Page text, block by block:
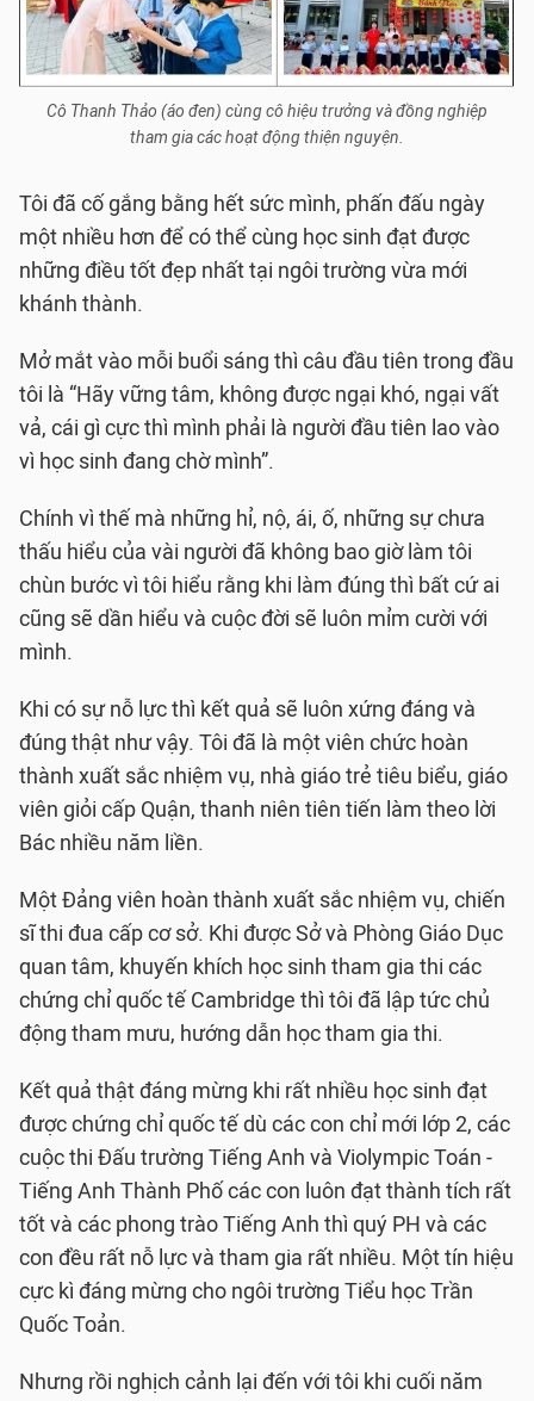
Cô Thanh Thảo (áo đen) cùng cô hiệu trưởng và đồng nghiệp
tham gia các hoạt động thiện nguyện.
Tôi đã cố gắng bằng hết sức mình, phấn đấu ngày
một nhiều hơn để có thể cùng học sinh đạt được
những điều tốt đẹp nhất tại ngôi trường vừa mới
khánh thành.
Mở mắt vào mỗi buổi sáng thì câu đầu tiên trong đầu
tôi là “Hãy vững tâm, không được ngại khó, ngại vất
vả, cái gì cực thì mình phải là người đầu tiên lao vào
vì học sinh đang chờ mình”.
Chính vì thế mà những hỉ, nộ, ái, ố, những sự chưa
thấu hiểu của vài người đã không bao giờ làm tôi
chùn bước vì tôi hiểu rằng khi làm đúng thì bất cứ ai
cũng sẽ dần hiểu và cuộc đời sẽ luôn mỉm cười với
mình.
Khi có sự nỗ lực thì kết quả sẽ luôn xứng đáng và
đúng thật như vậy. Tôi đã là một viên chức hoàn
thành xuất sắc nhiệm vụ, nhà giáo trẻ tiêu biểu, giáo
viên giỏi cấp Quận, thanh niên tiên tiến làm theo lời
Bác nhiều năm liền.
Một Đảng viên hoàn thành xuất sắc nhiệm vụ, chiến
sĩ thi đua cấp cơ sở. Khi được Sở và Phòng Giáo Dục
quan tâm, khuyến khích học sinh tham gia thi các
chứng chỉ quốc tế Cambridge thì tôi đã lập tức chủ
động tham mưu, hướng dẫn học tham gia thi.
Kết quả thật đáng mừng khi rất nhiều học sinh đạt
được chứng chỉ quốc tế dù các con chỉ mới lớp 2, các
cuộc thi Đấu trường Tiếng Anh và Violympic Toán -
Tiếng Anh Thành Phố các con luôn đạt thành tích rất
tốt và các phong trào Tiếng Anh thì quý PH và các
con đều rất nỗ lực và tham gia rất nhiều. Một tín hiệu
cực kì đáng mừng cho ngôi trường Tiểu học Trần
Quốc Toản.
Nhưng rồi nghịch cảnh lại đến với tôi khi cuối năm